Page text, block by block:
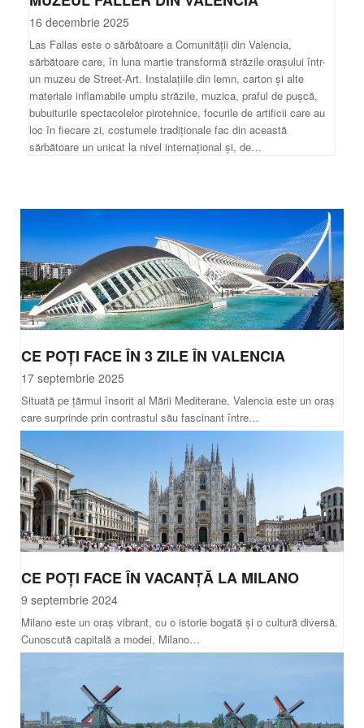
16 decembrie 2025
Las Fallas este o sărbătoare a Comunității din Valencia,
sărbătoare care, în luna martie transformă străzile orașului într-
un muzeu de Street-Art. Instalațiile din lemn, carton și alte
materiale inflamabile umplu străzile, muzica, praful de pușcă,
bubuiturile spectacolelor pirotehnice, focurile de artificii care au
loc în fiecare zi, costumele tradiționale fac din această
sărbătoare un unicat la nivel internațional și, de…
CE POȚI FACE ÎN 3 ZILE ÎN VALENCIA
17 septembrie 2025
Situată pe țărmul însorit al Mării Mediterane, Valencia este un oraș
care surprinde prin contrastul său fascinant între…
CE POȚI FACE ÎN VACANȚĂ LA MILANO
9 septembrie 2024
Milano este un oraș vibrant, cu o istorie bogată și o cultură diversă.
Cunoscută capitală a modei, Milano…